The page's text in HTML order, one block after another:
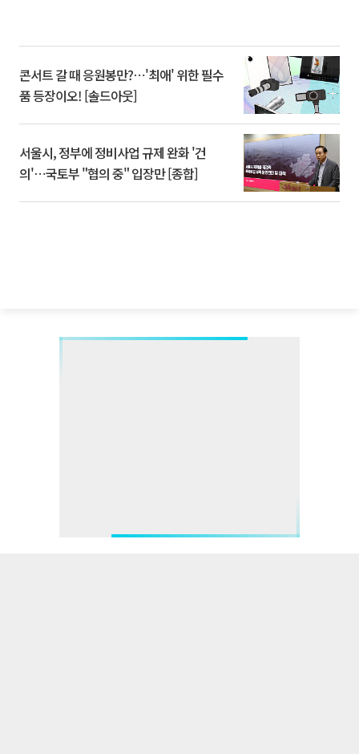
콘서트 갈 때 응원봉만?⋯'최애' 위한 필수
품 등장이오! [솔드아웃]
서울시, 정부에 정비사업 규제 완화 '건
의'⋯국토부 "협의 중" 입장만 [종합]